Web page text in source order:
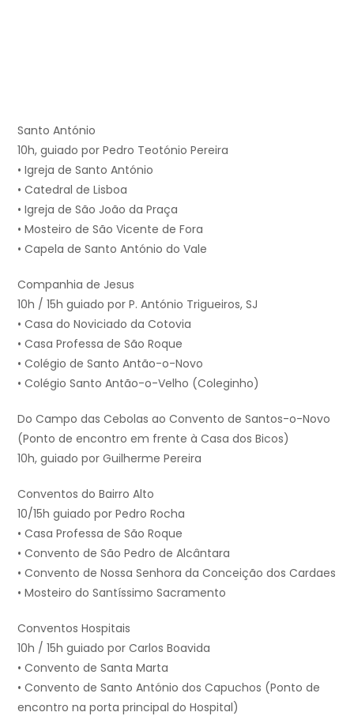
Santo António
10h, guiado por Pedro Teotónio Pereira
• Igreja de Santo António
• Catedral de Lisboa
• Igreja de São João da Praça
• Mosteiro de São Vicente de Fora
• Capela de Santo António do Vale
Companhia de Jesus
10h / 15h guiado por P. António Trigueiros, SJ
• Casa do Noviciado da Cotovia
• Casa Professa de São Roque
• Colégio de Santo Antão-o-Novo
• Colégio Santo Antão-o-Velho (Coleginho)
Do Campo das Cebolas ao Convento de Santos-o-Novo
(Ponto de encontro em frente à Casa dos Bicos)
10h, guiado por Guilherme Pereira
Conventos do Bairro Alto
10/15h guiado por Pedro Rocha
• Casa Professa de São Roque
• Convento de São Pedro de Alcântara
• Convento de Nossa Senhora da Conceição dos Cardaes
• Mosteiro do Santíssimo Sacramento
Conventos Hospitais
10h / 15h guiado por Carlos Boavida
• Convento de Santa Marta
• Convento de Santo António dos Capuchos (Ponto de
encontro na porta principal do Hospital)